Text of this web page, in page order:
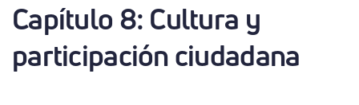
Capítulo 8: Cultura y
participación ciudadana